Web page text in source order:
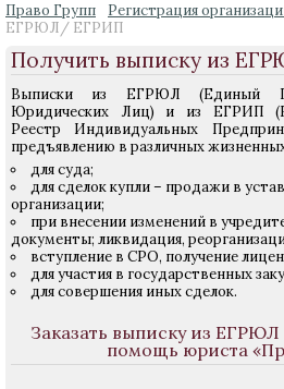
Право Групп Регистрация
ЕГРЮЛ/ ЕГРИП
Получить выписку из
Выписки из ЕГРЮЛ (Единый
Юридических Лиц) и из ЕГРИП
Реестр Индивидуальных
предъявлению в различных
для суда;
для сделок купли – продажи в
организации;
при внесении изменений в
документы; ликвидация,
вступление в СРО, получение
для участия в государственных
для совершения иных сделок.
Заказать выписку из ЕГРЮЛ
помощь юриста